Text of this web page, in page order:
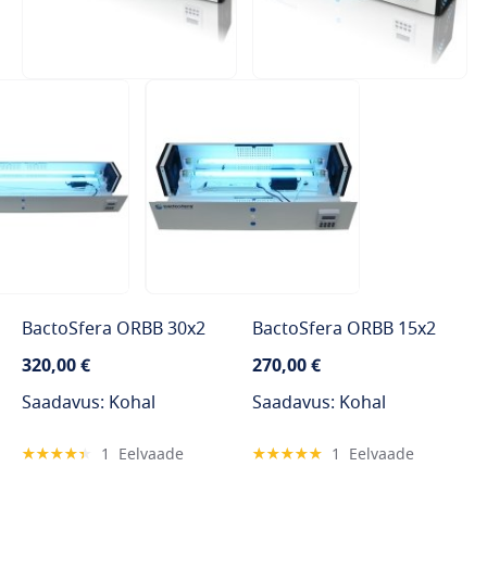
BactoSfera ORBB 30x2
320,00 €
Saadavus: Kohal
Hinnang:
1 Eelvaade
BactoSfera ORBB 15x2
270,00 €
Saadavus: Kohal
Hinnang: 1 Eelvaade